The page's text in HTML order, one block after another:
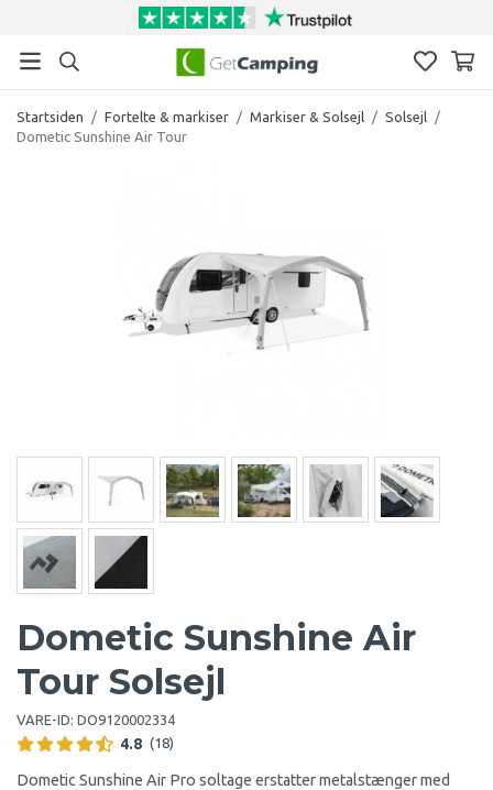
Startsiden / Fortelte & markiser / Markiser & Solsejl / Solsejl /
Dometic Sunshine Air Tour
Dometic Sunshine Air
Tour Solsejl
VARE-ID: DO9120002334
4.8 (18)
Dometic Sunshine Air Pro soltage erstatter metalstænger med